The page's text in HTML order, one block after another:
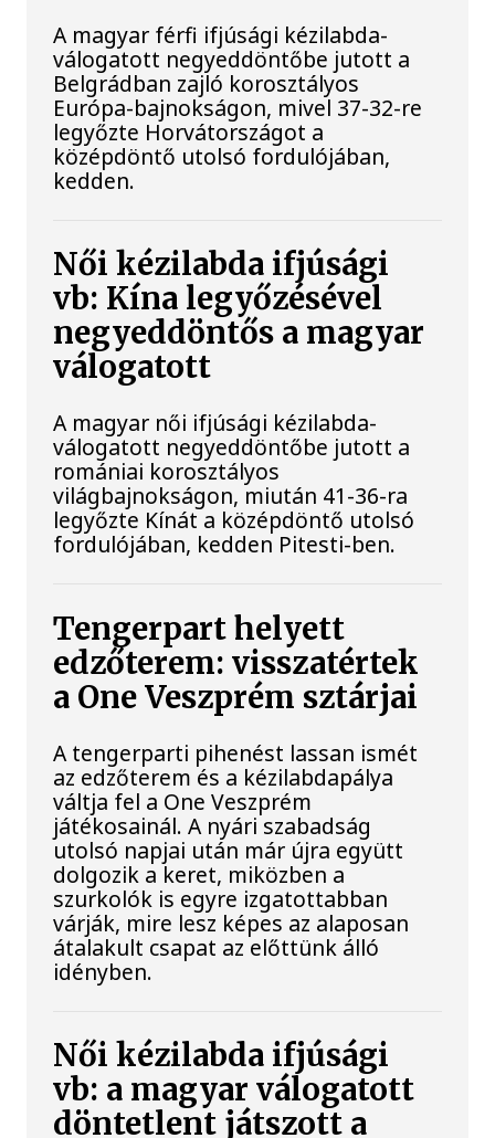
A magyar férfi ifjúsági kézilabda-
válogatott negyeddöntőbe jutott a
Belgrádban zajló korosztályos
Európa-bajnokságon, mivel 37-32-re
legyőzte Horvátországot a
középdöntő utolsó fordulójában,
kedden.
Női kézilabda ifjúsági
vb: Kína legyőzésével
negyeddöntős a magyar
válogatott
A magyar női ifjúsági kézilabda-
válogatott negyeddöntőbe jutott a
romániai korosztályos
világbajnokságon, miután 41-36-ra
legyőzte Kínát a középdöntő utolsó
fordulójában, kedden Pitesti-ben.
Tengerpart helyett
edzőterem: visszatértek
a One Veszprém sztárjai
A tengerparti pihenést lassan ismét
az edzőterem és a kézilabdapálya
váltja fel a One Veszprém
játékosainál. A nyári szabadság
utolsó napjai után már újra együtt
dolgozik a keret, miközben a
szurkolók is egyre izgatottabban
várják, mire lesz képes az alaposan
átalakult csapat az előttünk álló
idényben.
Női kézilabda ifjúsági
vb: a magyar válogatott
döntetlent játszott a